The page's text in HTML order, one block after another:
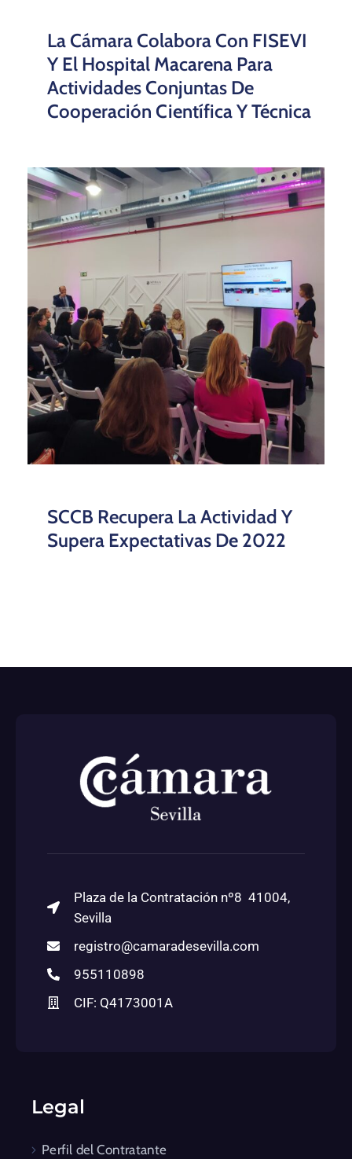
La Cámara Colabora Con FISEVI
Y El Hospital Macarena Para
Actividades Conjuntas De
Cooperación Científica Y Técnica
SCCB Recupera La Actividad Y
Supera Expectativas De 2022
Plaza de la Contratación nº8 41004,
Sevilla
registro@camaradesevilla.com
955110898
CIF: Q4173001A
Legal
Perfil del Contratante